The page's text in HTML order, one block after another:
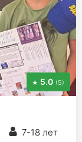
5.0 (5)
7-18 лет